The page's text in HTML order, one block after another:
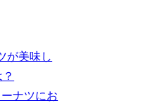
が美味し
ナツにお